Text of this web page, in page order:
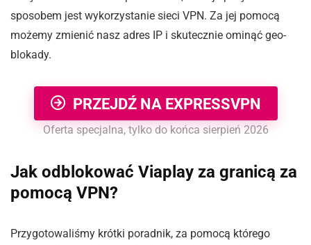
sposobem jest wykorzystanie sieci VPN. Za jej pomocą
możemy zmienić nasz adres IP i skutecznie ominąć geo-
blokady.
PRZEJDŹ NA EXPRESSVPN
Oferta specjalna, tylko do końca sierpień 2026
Jak odblokować Viaplay za granicą za
pomocą VPN?
Przygotowaliśmy krótki poradnik, za pomocą którego